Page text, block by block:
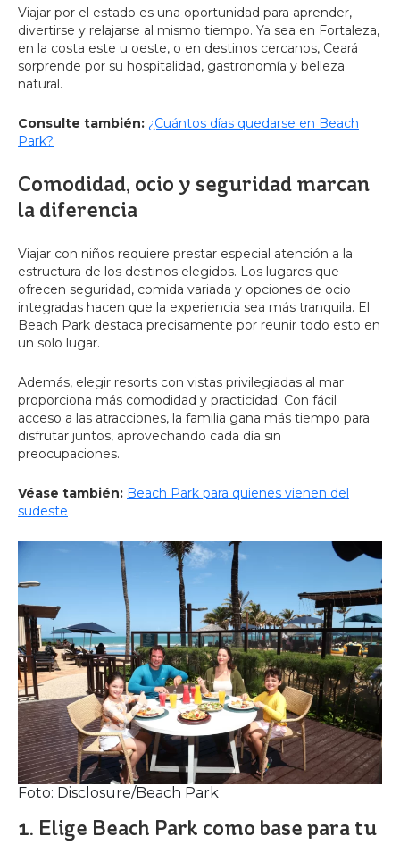
Viajar por el estado es una oportunidad para aprender,
divertirse y relajarse al mismo tiempo. Ya sea en Fortaleza,
en la costa este u oeste, o en destinos cercanos, Ceará
sorprende por su hospitalidad, gastronomía y belleza
natural.
Consulte también: ¿Cuántos días quedarse en Beach
Park?
Comodidad, ocio y seguridad marcan
la diferencia
Viajar con niños requiere prestar especial atención a la
estructura de los destinos elegidos. Los lugares que
ofrecen seguridad, comida variada y opciones de ocio
integradas hacen que la experiencia sea más tranquila. El
Beach Park destaca precisamente por reunir todo esto en
un solo lugar.
Además, elegir resorts con vistas privilegiadas al mar
proporciona más comodidad y practicidad. Con fácil
acceso a las atracciones, la familia gana más tiempo para
disfrutar juntos, aprovechando cada día sin
preocupaciones.
Véase también: Beach Park para quienes vienen del
sudeste
Foto: Disclosure/Beach Park
1. Elige Beach Park como base para tu